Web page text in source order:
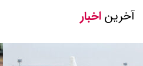
آخریناخبار